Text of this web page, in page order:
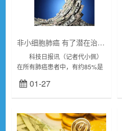
非小细胞肺癌 有了潜在治疗新靶点
科技日报讯（记者代小佩）
在所有肺癌患者中，有约85%是
非小细胞肺癌的主要转移途径之
一，也是患者预后不良的主要原
01-27